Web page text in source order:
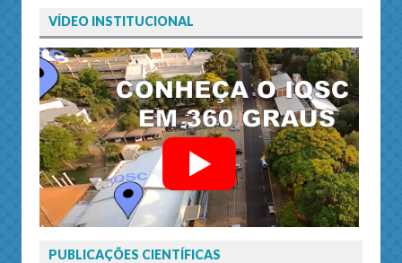
VÍDEO INSTITUCIONAL
PUBLICAÇÕES CIENTÍFICAS